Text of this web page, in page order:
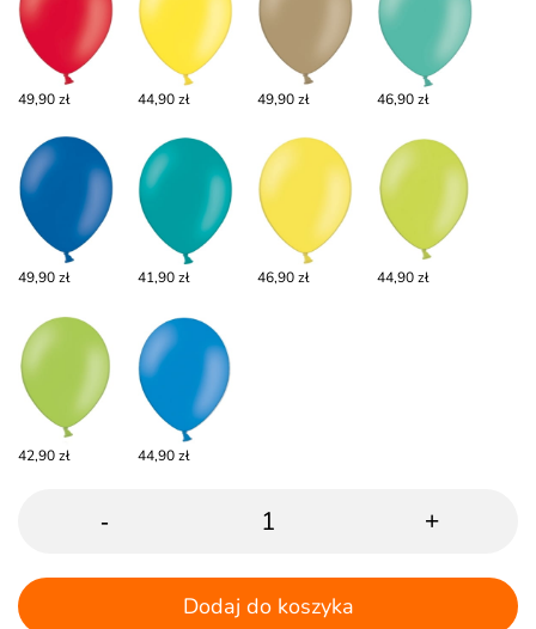
49,90 zł 44,90 zł 49,90 zł 46,90 zł
49,90 zł 41,90 zł 46,90 zł 44,90 zł
42,90 zł 44,90 zł
- +
Dodaj do koszyka